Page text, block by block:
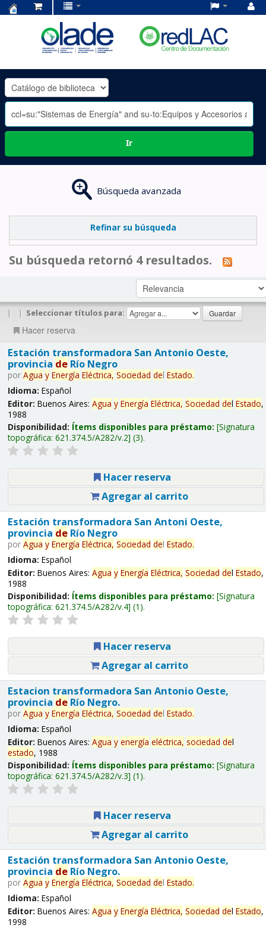
OLADE
-
Ir
Búsqueda avanzada
Refinar su búsqueda
Su búsqueda retornó 4 resultados.
| | Seleccionar títulos para:
Hacer reserva
Estación transformadora San Antonio Oeste,
provincia deRío Negro
por Agua y Energía Eléctrica, Sociedad del Estado.
Idioma: Español
Editor: Buenos Aires: Agua y Energía Eléctrica, Sociedad del Estado,
1988
Disponibilidad: Ítems disponibles para préstamo: Signatura
topográfica: 621.374.5/A282/v.2 (3).
Hacer reserva
Agregar al carrito
Estación transformadora San Antoni Oeste,
provincia deRío Negro
por Agua y Energía Eléctrica, Sociedad del Estado.
Idioma: Español
Editor: Buenos Aires: Agua y Energía Eléctrica, Sociedad del Estado,
1988
Disponibilidad: Ítems disponibles para préstamo: Signatura
topográfica: 621.374.5/A282/v.4 (1).
Hacer reserva
Agregar al carrito
Estacion transformadora San Antonio Oeste,
provincia deRío Negro.
por Agua y Energía Eléctrica, Sociedad del Estado.
Idioma: Español
Editor: Buenos Aires: Agua y energía eléctrica, sociedad del
estado, 1988
Disponibilidad: Ítems disponibles para préstamo: Signatura
topográfica: 621.374.5/A282/v.3 (1).
Hacer reserva
Agregar al carrito
Estación transformadora San Antonio Oeste,
provincia deRío Negro.
por Agua y Energía Eléctrica, Sociedad del Estado.
Idioma: Español
Editor: Buenos Aires: Agua y Energía Eléctrica, Sociedad del Estado,
1998